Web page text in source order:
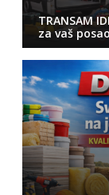
TRANSAM
za vaš posao